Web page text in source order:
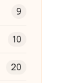
9
10
20